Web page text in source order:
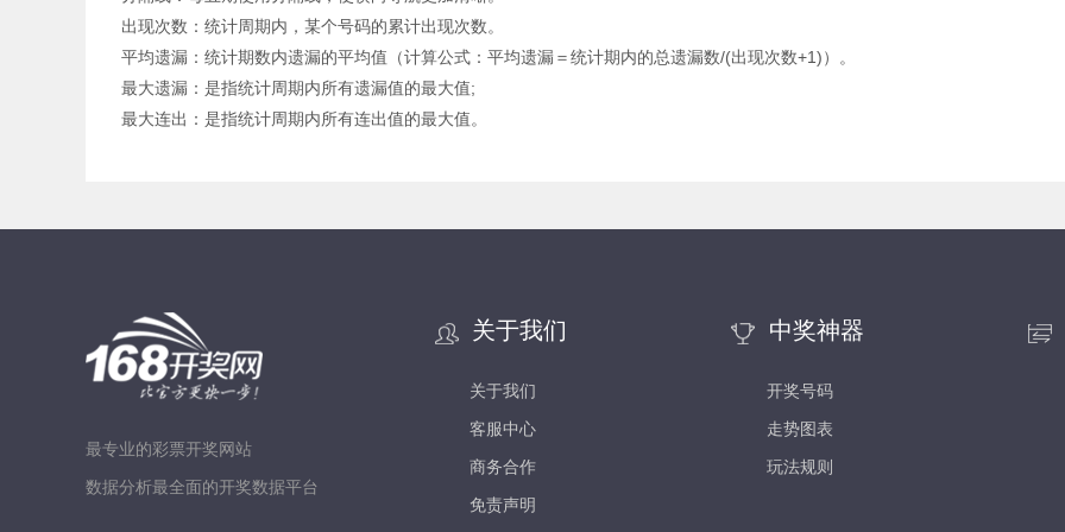
出现次数：统计周期内，某个号码的累计出现次数。
平均遗漏：统计期数内遗漏的平均值（计算公式：平均遗漏＝统计期内的总遗漏数/(出现次数+1)）。
最大遗漏：是指统计周期内所有遗漏值的最大值;
最大连出：是指统计周期内所有连出值的最大值。
最专业的彩票开奖网站
数据分析最全面的开奖数据平台
关于我们
关于我们
客服中心
商务合作
免责声明
中奖神器
开奖号码
走势图表
玩法规则